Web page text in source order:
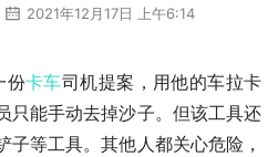
2021年12月17日 上午6:14
份卡车司机提案，用他的车拉卡
只能手动去掉沙子。但该工具还
等工具。其他人都关心危险，